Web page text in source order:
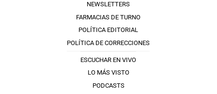
NEWSLETTERS
FARMACIAS DE TURNO
POLÍTICA EDITORIAL
POLÍTICA DE CORRECCIONES
ESCUCHAR EN VIVO
LO MÁS VISTO
PODCASTS